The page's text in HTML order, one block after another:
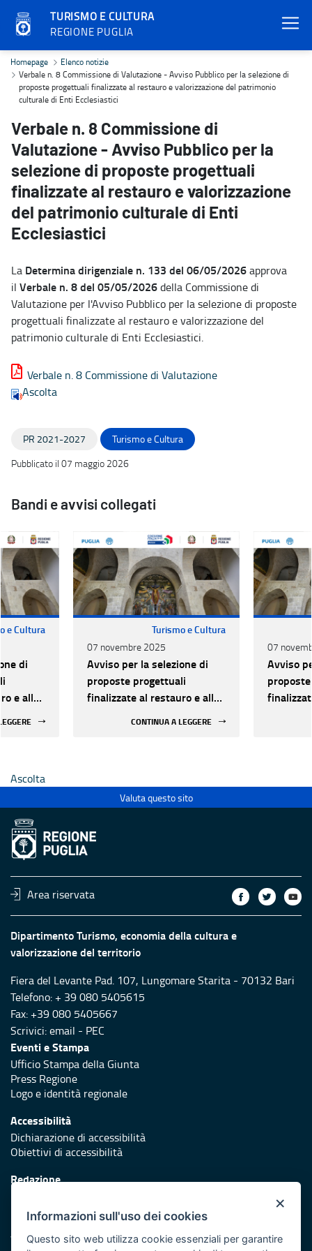
TURISMO E CULTURA
REGIONE PUGLIA
Verbale n. 8 Commissione di Valutazione - Avviso Pubblico per
Homepage
Elenco notizie
Verbale n. 8 Commissione di Valutazione - Avviso Pubblico per la selezione di
proposte progettuali finalizzate al restauro e valorizzazione del patrimonio
culturale di Enti Ecclesiastici
Verbale n. 8 Commissione di
Valutazione - Avviso Pubblico per la
selezione di proposte progettuali
finalizzate al restauro e valorizzazione
del patrimonio culturale di Enti
Ecclesiastici
La Determina dirigenziale n. 133 del 06/05/2026approva
il Verbale n. 8 del 05/05/2026della Commissione di
Valutazione per l'Avviso Pubblico per la selezione di proposte
progettuali finalizzate al restauro e valorizzazione del
patrimonio culturale di Enti Ecclesiastici.
Verbale n. 8 Commissione di Valutazione
Ascolta
PR 2021-2027
Turismo e Cultura
Pubblicato il 07 maggio 2026
Bandi e avvisi collegati
e Cultura
di
e alla
Turismo e Cultura
07 novembre 2025
Avviso per la selezione di
proposte progettuali
finalizzate al restauro e alla
CONTINUA A LEGGERE
07
Avviso
Ascolta
Valuta questo sito
Area riservata
Dipartimento Turismo, economia della cultura e
valorizzazione del territorio
Fiera del Levante Pad. 107, Lungomare Starita - 70132 Bari
Telefono: + 39 080 5405615
Fax: +39 080 5405667
Scrivici:email - PEC
Eventi e Stampa
Ufficio Stampa della Giunta
Press Regione
Logo e identità regionale
Accessibilità
Dichiarazione di accessibilità
Obiettivi di accessibilità
Redazione
Protezione civile
Vai al sito di Protezione Civile Puglia
×
Informazioni sull'uso dei cookies
Questo sito web utilizza cookie essenziali per garantire